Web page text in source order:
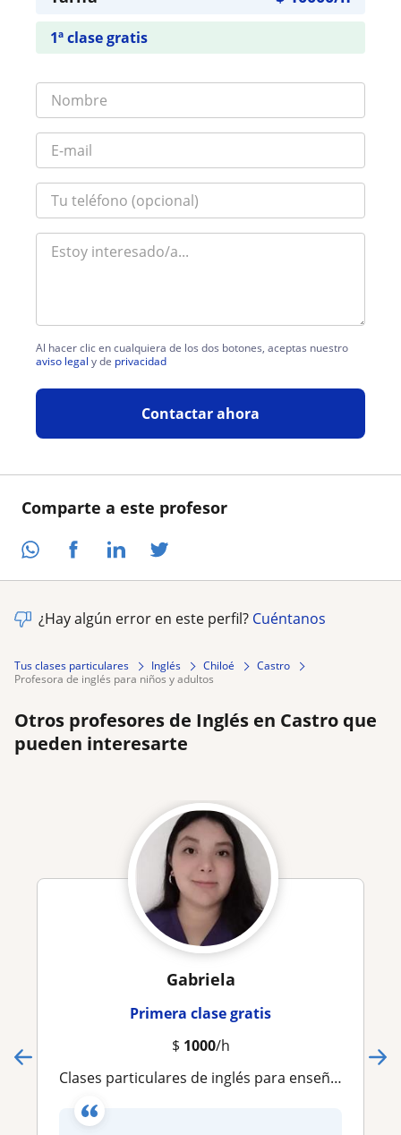
Comparte a este profesor
1ª clase gratis
Al hacer clic en cualquiera de los dos botones, aceptas nuestro
aviso legal y de privacidad
Contactar ahora
¿Hay algún error en este perfil? Cuéntanos
Tus clases particulares Inglés Chiloé
Castro
profesora de inglés para niños y adultos
Otros profesores de Inglés en Castro que
pueden interesarte
Gabriela
Primera clase gratis
$ 1000/h
Clases particulares de inglés para enseñanza básica o media